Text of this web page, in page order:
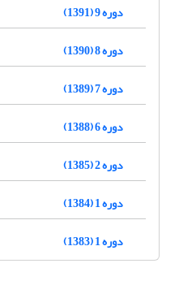
دوره 9 (1391)
دوره 8 (1390)
دوره 7 (1389)
دوره 6 (1388)
دوره 2 (1385)
دوره 1 (1384)
دوره 1 (1383)